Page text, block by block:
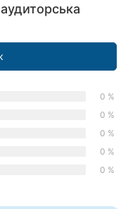
0 %
0 %
0 %
0 %
0 %